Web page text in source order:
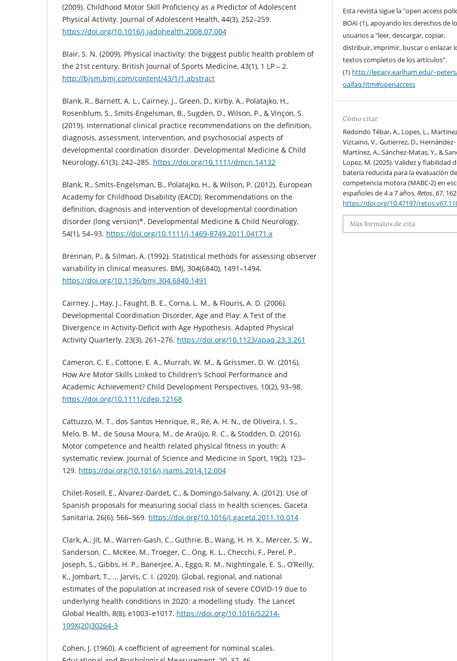
(2009). Childhood Motor Skill Proficiency as a Predictor of Adolescent
Physical Activity. Journal of Adolescent Health, 44(3), 252–259.
https://doi.org/10.1016/j.jadohealth.2008.07.004
Blair, S. N. (2009). Physical inactivity: the biggest public health problem of
the 21st century. British Journal of Sports Medicine, 43(1), 1 LP – 2.
http://bjsm.bmj.com/content/43/1/1.abstract
Blank, R., Barnett, A. L., Cairney, J., Green, D., Kirby, A., Polatajko, H.,
Rosenblum, S., Smits‐Engelsman, B., Sugden, D., Wilson, P., & Vinçon, S.
(2019). International clinical practice recommendations on the definition,
diagnosis, assessment, intervention, and psychosocial aspects of
developmental coordination disorder. Developmental Medicine & Child
Neurology, 61(3), 242–285. https://doi.org/10.1111/dmcn.14132
Blank, R., Smits-Engelsman, B., Polatajko, H., & Wilson, P. (2012). European
Academy for Childhood Disability (EACD): Recommendations on the
definition, diagnosis and intervention of developmental coordination
disorder (long version)*. Developmental Medicine & Child Neurology,
54(1), 54–93. https://doi.org/10.1111/j.1469-8749.2011.04171.x
Brennan, P., & Silman, A. (1992). Statistical methods for assessing observer
variability in clinical measures. BMJ, 304(6840), 1491–1494.
https://doi.org/10.1136/bmj.304.6840.1491
Cairney, J., Hay, J., Faught, B. E., Corna, L. M., & Flouris, A. D. (2006).
Developmental Coordination Disorder, Age and Play: A Test of the
Divergence in Activity-Deficit with Age Hypothesis. Adapted Physical
Activity Quarterly, 23(3), 261–276. https://doi.org/10.1123/apaq.23.3.261
Cameron, C. E., Cottone, E. A., Murrah, W. M., & Grissmer, D. W. (2016).
How Are Motor Skills Linked to Children’s School Performance and
Academic Achievement? Child Development Perspectives, 10(2), 93–98.
https://doi.org/10.1111/cdep.12168
Cattuzzo, M. T., dos Santos Henrique, R., Ré, A. H. N., de Oliveira, I. S.,
Melo, B. M., de Sousa Moura, M., de Araújo, R. C., & Stodden, D. (2016).
Motor competence and health related physical fitness in youth: A
systematic review. Journal of Science and Medicine in Sport, 19(2), 123–
129. https://doi.org/10.1016/j.jsams.2014.12.004
Chilet-Rosell, E., Álvarez-Dardet, C., & Domingo-Salvany, A. (2012). Use of
Spanish proposals for measuring social class in health sciences. Gaceta
Sanitaria, 26(6), 566–569. https://doi.org/10.1016/j.gaceta.2011.10.014
Clark, A., Jit, M., Warren-Gash, C., Guthrie, B., Wang, H. H. X., Mercer, S. W.,
Sanderson, C., McKee, M., Troeger, C., Ong, K. L., Checchi, F., Perel, P.,
Joseph, S., Gibbs, H. P., Banerjee, A., Eggo, R. M., Nightingale, E. S., O’Reilly,
K., Jombart, T., … Jarvis, C. I. (2020). Global, regional, and national
estimates of the population at increased risk of severe COVID-19 due to
underlying health conditions in 2020: a modelling study. The Lancet
Global Health, 8(8), e1003–e1017. https://doi.org/10.1016/S2214-
109X(20)30264-3
Cohen, J. (1960). A coefficient of agreement for nominal scales.
Esta revista sigue la "open access
BOAI (1), apoyando los derechos de
usuarios a "leer, descargar, copiar,
distribuir, imprimir, buscar o enlazar
textos completos de los artículos".
(1) http://legacy.earlham.edu/
oaifaq.htm#openaccess
Cómo citar
Redondo Tébar, A., Lopes, L.,
Vizcaino, V., Gutierrez, D., Hernández-
Martínez, A., Sánchez-Matas, Y., &
Lopez, M. (2025). Validez y fiabilidad
batería reducida para la evaluación
competencia motora (MABC-2) en
españoles de 4 a 7 años.Retos,67,
https://doi.org/10.47197/
Más formatos de cita